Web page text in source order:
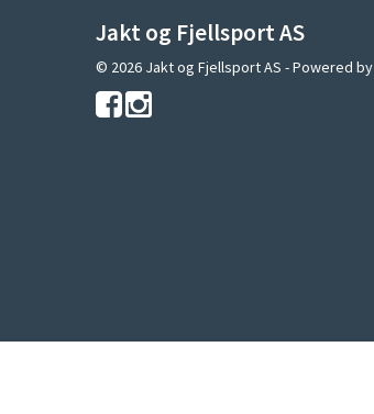
Jakt og Fjellsport AS
© 2026 Jakt og Fjellsport AS - Powered by